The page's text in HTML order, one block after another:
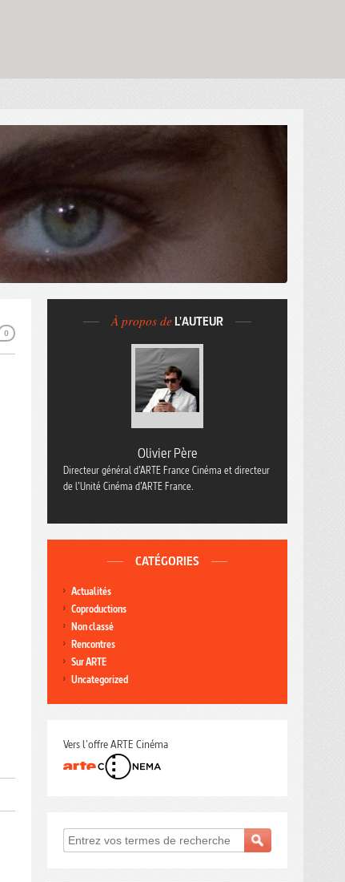
0
À propos de L'AUTEUR
Olivier Père
Directeur général d’ARTE France Cinéma et directeur
de l’Unité Cinéma d’ARTE France.
CATÉGORIES
Actualités
Coproductions
Non classé
Rencontres
Sur ARTE
Uncategorized
Vers l'offre ARTE Cinéma